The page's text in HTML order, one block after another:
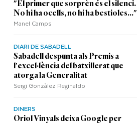
"El primer que sorprèn és el silenci.
No hi ha ocells, no hi ha bestioles..."
Manel Camps
DIARI DE SABADELL
Sabadell despunta als Premis a
l'excel·lència del batxillerat que
atorga la Generalitat
Sergi Gonzàlez Reginaldo
DINERS
Oriol Vinyals deixa Google per